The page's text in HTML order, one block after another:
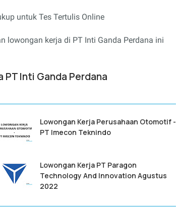
untuk Tes Tertulis Online
lowongan kerja di PT Inti Ganda Perdana ini
PT Inti Ganda Perdana
Lowongan Kerja Perusahaan Otomotif -
PT Imecon Teknindo
Lowongan Kerja PT Paragon
Technology And Innovation Agustus
2022